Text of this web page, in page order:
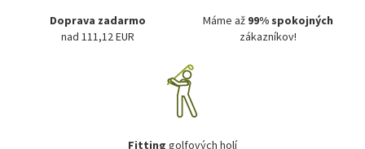
Doprava zadarmo
nad 111,12 EUR
Máme až 99% spokojných
zákazníkov!
Fitting golfových holí